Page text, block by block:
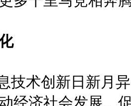
术创新日新月异
经济社会发展、